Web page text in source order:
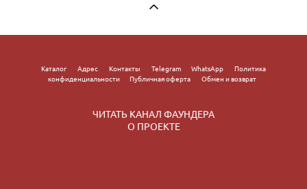
Каталог Адрес Контакты Telegram WhatsApp
Политика
конфиденциальности
Публичная оферта Обмен и возврат
ЧИТАТЬ КАНАЛ ФАУНДЕРА
О ПРОЕКТЕ